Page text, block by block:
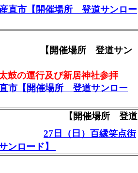
直市【開催場所 登道サンロー
【開催場所 登道サン
鼓の運行及び新居神社参拝
市【開催場所 登道サンロー
直市 【開催場所 登道
27日（日）百縁笑点街
ンロード】